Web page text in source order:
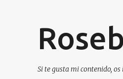
Si te gusta mi contenido,